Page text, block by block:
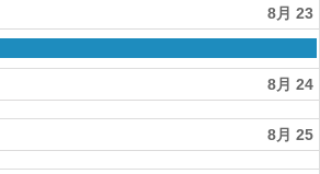
8月 23
8月 24
8月 25